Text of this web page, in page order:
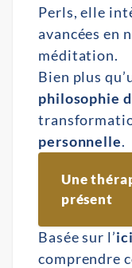
Perls, elle
avancées en
méditation.
Bien plus
philosophie
personnelle.
Une
présent
Basée sur l’
comprendre